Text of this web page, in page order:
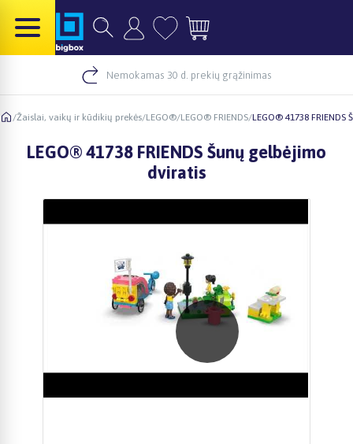
Nemokamas 30 d. prekių grąžinimas
/Žaislai, vaikų ir kūdikių prekės/LEGO®/LEGO® FRIENDS/LEGO® 41738
LEGO® 41738 FRIENDS Šunų gelbėjimo
dviratis